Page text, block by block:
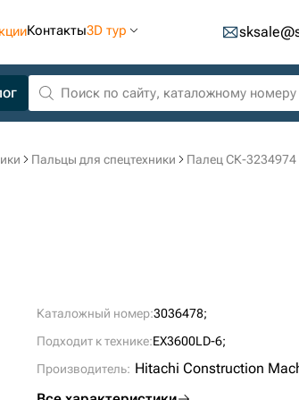
Контакты3D тур
Пальцы для спецтехники Палец СК-3234974
Каталожный номер:3036478;
Подходит к технике:EX3600LD-6;
Производитель: Hitachi Construction